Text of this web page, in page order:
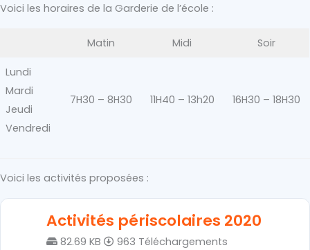
Voici les horaires de la Garderie de l’école :
Matin Midi Soir
Lundi
Mardi
Jeudi
Vendredi
7H30 – 8H30 11H40 – 13h20 16H30 – 18H30
Voici les activités proposées :
Activités périscolaires 2020
82.69 KB 963 Téléchargements